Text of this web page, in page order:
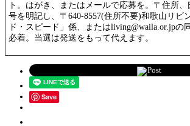
ト。はがき、またはメールで応募を。〒住所
号を明記し、〒640-8557(住所不要)和歌山リビ
ド・スピード」係、またはliving@waila.or.jpの
必着。当選は発送をもって代えます。
Post
Save